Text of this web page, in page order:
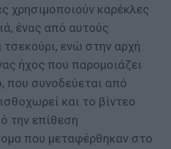
χρησιμοποιούν καρέκλες
ένας από αυτούς
τσεκούρι, ενώ στην αρχή
ήχος που παρομοιάζει
που συνοδεύεται από
και το βίντεο
την επίθεση
που μεταφέρθηκαν στο